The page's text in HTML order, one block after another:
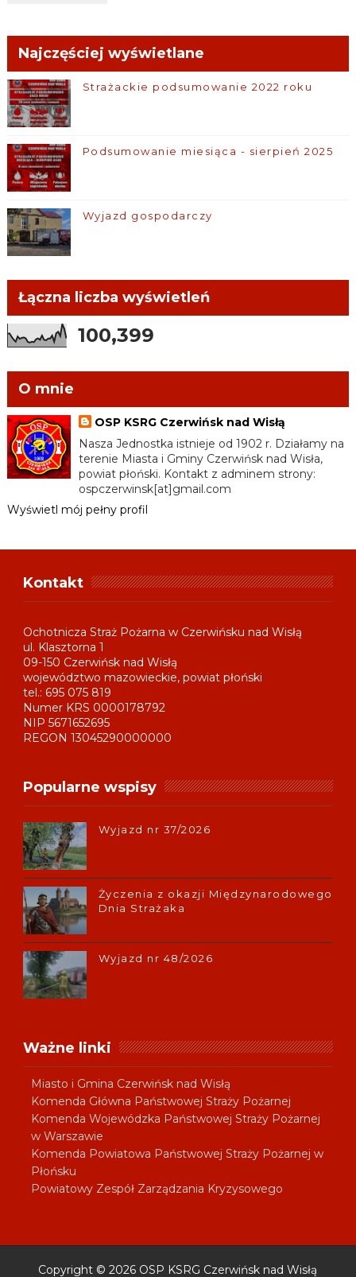
Najczęściej wyświetlane
Strażackie podsumowanie 2022 roku
Podsumowanie miesiąca - sierpień 2025
Wyjazd gospodarczy
Łączna liczba wyświetleń
100,399
O mnie
OSP KSRG Czerwińsk nad Wisłą
Nasza Jednostka istnieje od 1902 r. Działamy na
terenie Miasta i Gminy Czerwińsk nad Wisła,
powiat płoński. Kontakt z adminem strony:
ospczerwinsk[at]gmail.com
Wyświetl mój pełny profil
Kontakt
Ochotnicza Straż Pożarna w Czerwińsku nad Wisłą
ul. Klasztorna 1
09-150 Czerwińsk nad Wisłą
województwo mazowieckie, powiat płoński
tel.: 695 075 819
Numer KRS 0000178792
NIP 5671652695
REGON 13045290000000
Popularne wspisy
Wyjazd nr 37/2026
Życzenia z okazji Międzynarodowego
Dnia Strażaka
Wyjazd nr 48/2026
Ważne linki
Miasto i Gmina Czerwińsk nad Wisłą
Komenda Główna Państwowej Straży Pożarnej
Komenda Wojewódzka Państwowej Straży Pożarnej
w Warszawie
Komenda Powiatowa Państwowej Straży Pożarnej w
Płońsku
Powiatowy Zespół Zarządzania Kryzysowego
Copyright ©2026 OSP KSRG Czerwińsk nad Wisłą